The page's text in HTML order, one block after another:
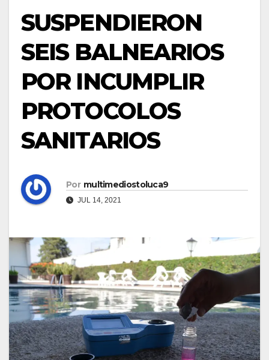
SUSPENDIERON
SEIS BALNEARIOS
POR INCUMPLIR
PROTOCOLOS
SANITARIOS
Por multimediostoluca9
JUL 14, 2021